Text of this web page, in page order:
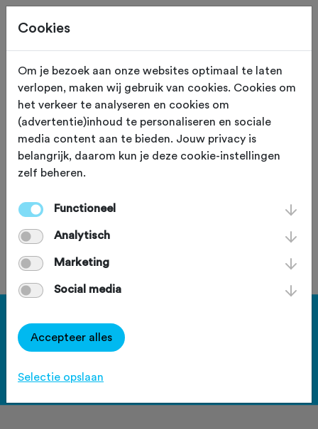
142,0 KM Dorst (Noord Brabant)
Dorst- Kinderdijk -
Dorst
Haal meer uit Fietssport en ga
voor het PLUS account.
Bekijk de voordelen
Cookies
Om je bezoek aan onze websites optimaal te laten
verlopen, maken wij gebruik van cookies. Cookies om
het verkeer te analyseren en cookies om
(advertentie)inhoud te personaliseren en sociale
media content aan te bieden. Jouw privacy is
belangrijk, daarom kun je deze cookie-instellingen
zelf beheren.
Functioneel
Analytisch
Marketing
Social media
Accepteer alles
Selectie opslaan